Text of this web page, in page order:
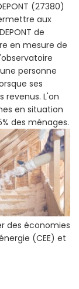
(27380)
aux
de
en mesure de
personne
ses
revenus. L'on
en situation
des ménages.
des économies
(CEE) et